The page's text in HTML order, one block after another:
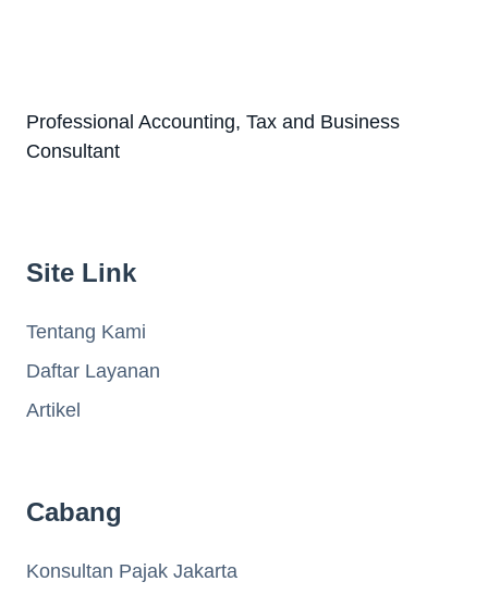
Professional Accounting, Tax and Business
Consultant
Site Link
Tentang Kami
Daftar Layanan
Artikel
Cabang
Konsultan Pajak Jakarta